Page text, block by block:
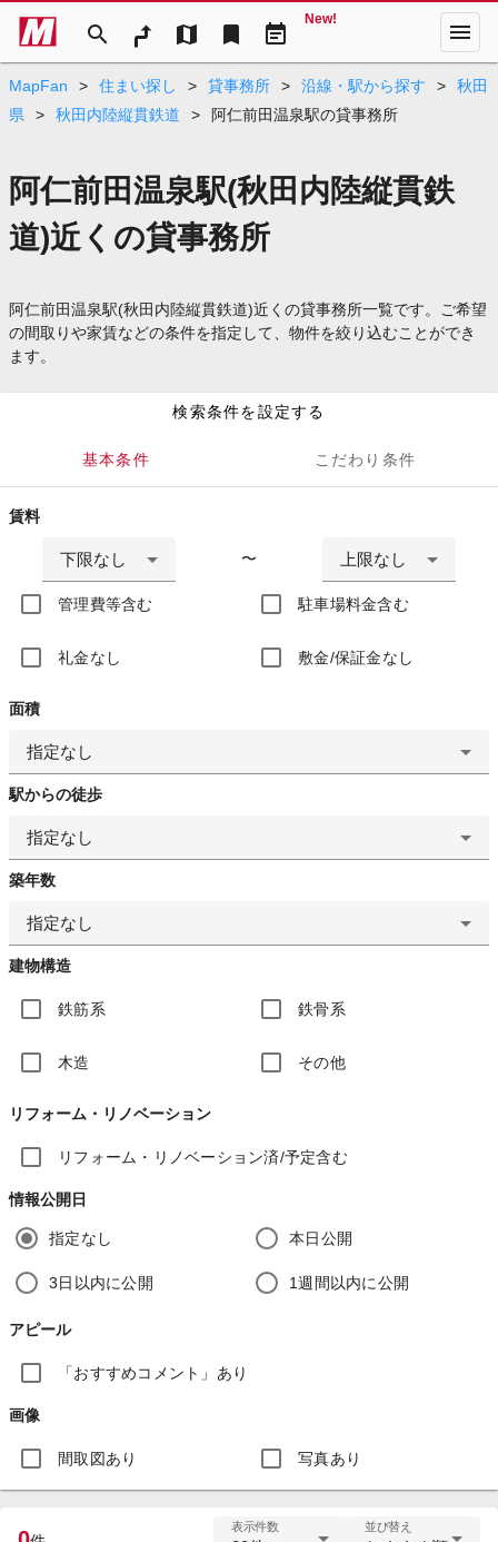
search map bookmark event_note
New! menu
MapFan > 住まい探し > 貸事務所 > 沿線・駅から探す >
秋田
県
> 秋田内陸縦貫鉄道 > 阿仁前田温泉駅の貸事務所
阿仁前田温泉駅(秋田内陸縦貫鉄
道)近くの貸事務所
阿仁前田温泉駅(秋田内陸縦貫鉄道)近くの貸事務所一覧です。ご希望
の間取りや家賃などの条件を指定して、物件を絞り込むことができ
ます。
検索条件を設定する
基本条件 こだわり条件
賃料
下限なし 〜 上限なし
管理費等含む 駐車場料金含む
礼金なし 敷金/保証金なし
面積
指定なし
駅からの徒歩
指定なし
築年数
指定なし
建物構造
鉄筋系 鉄骨系
木造 その他
リフォーム・リノベーション
リフォーム・リノベーション済/予定含む
情報公開日
指定なし 本日公開
3日以内に公開 1週間以内に公開
アピール
「おすすめコメント」あり
画像
間取図あり 写真あり
表示件数 並び替え